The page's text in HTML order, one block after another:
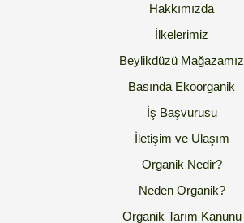
Hakkımızda
İlkelerimiz
Beylikdüzü Mağazamız
Basında Ekoorganik
İş Başvurusu
İletişim ve Ulaşım
Organik Nedir?
Neden Organik?
Organik Tarım Kanunu